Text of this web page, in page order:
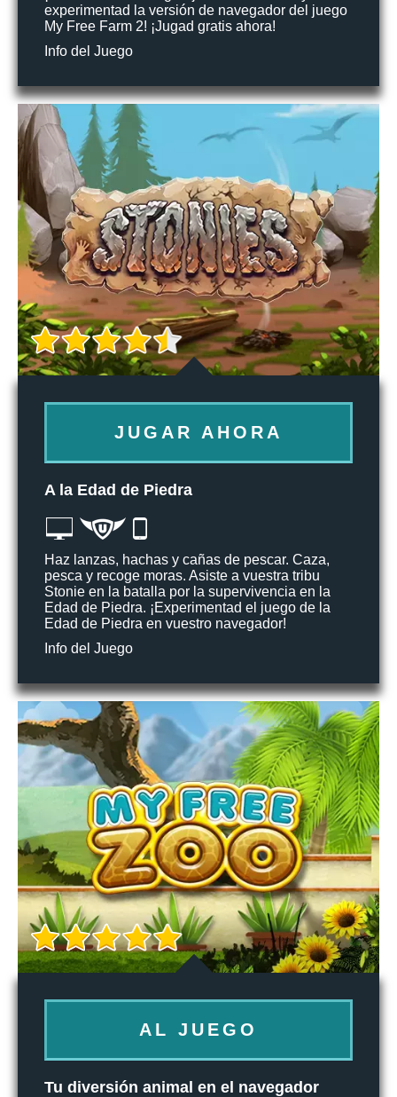
experimentad la versión de navegador del juego
My Free Farm 2! ¡Jugad gratis ahora!
Info del Juego
JUGAR AHORA
A la Edad de Piedra
Haz lanzas, hachas y cañas de pescar. Caza,
pesca y recoge moras. Asiste a vuestra tribu
Stonie en la batalla por la supervivencia en la
Edad de Piedra. ¡Experimentad el juego de la
Edad de Piedra en vuestro navegador!
Info del Juego
AL JUEGO
Tu diversión animal en el navegador